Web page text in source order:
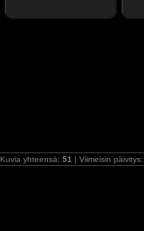
Kuvia yhteensä: 51 | Viimeisin